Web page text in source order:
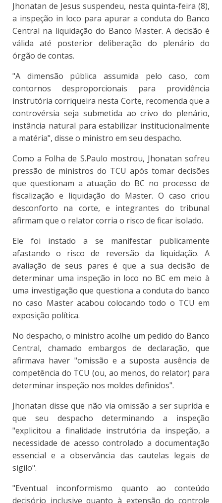
Jhonatan de Jesus suspendeu, nesta quinta-feira (8),
a inspeção in loco para apurar a conduta do Banco
Central na liquidação do Banco Master. A decisão é
válida até posterior deliberação do plenário do
órgão de contas.
"A dimensão pública assumida pelo caso, com
contornos desproporcionais para providência
instrutória corriqueira nesta Corte, recomenda que a
controvérsia seja submetida ao crivo do plenário,
instância natural para estabilizar institucionalmente
a matéria", disse o ministro em seu despacho.
Como a Folha de S.Paulo mostrou, Jhonatan sofreu
pressão de ministros do TCU após tomar decisões
que questionam a atuação do BC no processo de
fiscalização e liquidação do Master. O caso criou
desconforto na corte, e integrantes do tribunal
afirmam que o relator corria o risco de ficar isolado.
Ele foi instado a se manifestar publicamente
afastando o risco de reversão da liquidação. A
avaliação de seus pares é que a sua decisão de
determinar uma inspeção in loco no BC em meio à
uma investigação que questiona a conduta do banco
no caso Master acabou colocando todo o TCU em
exposição política.
No despacho, o ministro acolhe um pedido do Banco
Central, chamado embargos de declaração, que
afirmava haver "omissão e a suposta ausência de
competência do TCU (ou, ao menos, do relator) para
determinar inspeção nos moldes definidos".
Jhonatan disse que não via omissão a ser suprida e
que seu despacho determinando a inspeção
"explicitou a finalidade instrutória da inspeção, a
necessidade de acesso controlado a documentação
essencial e a observância das cautelas legais de
sigilo".
"Eventual inconformismo quanto ao conteúdo
decisório inclusive quanto à extensão do controle